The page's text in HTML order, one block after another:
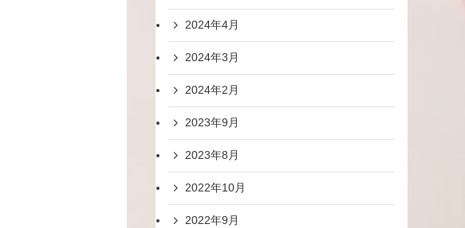
2024年4月
2024年3月
2024年2月
2023年9月
2023年8月
2022年10月
2022年9月